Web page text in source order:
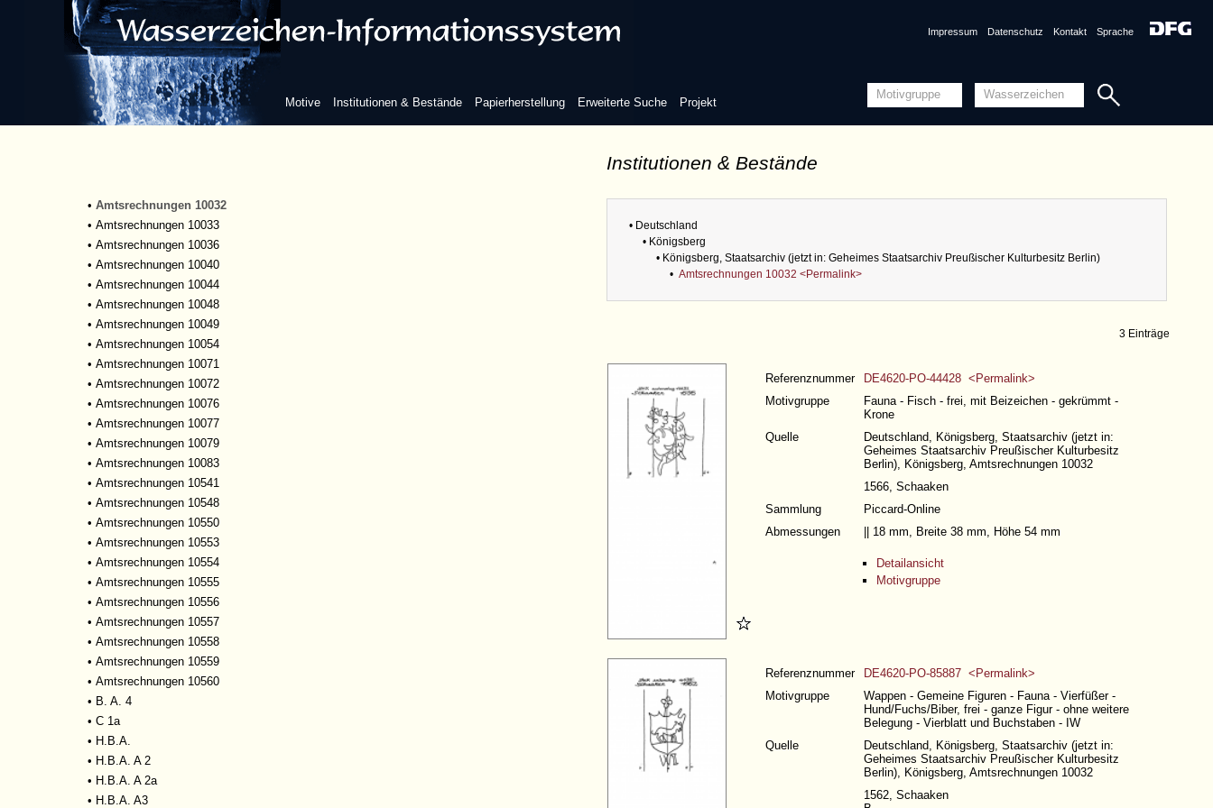
Motive Institutionen & Bestände Papierherstellung Erweiterte Suche Projekt
Impressum Datenschutz Kontakt Sprache
Institutionen & Bestände
•Amtsrechnungen 10007
•Amtsrechnungen 10008
•Amtsrechnungen 10009
•Amtsrechnungen 10010
•Amtsrechnungen 10011
•Amtsrechnungen 10013
•Amtsrechnungen 10018
• Amtsrechnungen 10032
• Amtsrechnungen 10033
• Amtsrechnungen 10036
• Amtsrechnungen 10040
• Amtsrechnungen 10044
• Amtsrechnungen 10048
• Amtsrechnungen 10049
• Amtsrechnungen 10054
• Amtsrechnungen 10071
• Amtsrechnungen 10072
• Amtsrechnungen 10076
• Amtsrechnungen 10077
• Amtsrechnungen 10079
• Amtsrechnungen 10083
• Amtsrechnungen 10541
• Amtsrechnungen 10548
• Amtsrechnungen 10550
• Amtsrechnungen 10553
• Amtsrechnungen 10554
• Amtsrechnungen 10555
• Amtsrechnungen 10556
• Amtsrechnungen 10557
• Amtsrechnungen 10558
• Amtsrechnungen 10559
• Amtsrechnungen 10560
• B. A. 4
• C 1a
• H.B.A.
• H.B.A. A 2
• H.B.A. A 2a
• H.B.A. A3
• Deutschland
• Königsberg
• Königsberg, Staatsarchiv (jetzt in: Geheimes Staatsarchiv Preußischer Kulturbesitz Berlin)
•Amtsrechnungen 10032 <Permalink>
3 Einträge
Referenznummer
DE4620-PO-44428 <Permalink>
Motivgruppe
Fauna - Fisch - frei, mit Beizeichen - gekrümmt -
Krone
Quelle
Deutschland, Königsberg, Staatsarchiv (jetzt in:
Geheimes Staatsarchiv Preußischer Kulturbesitz
Berlin), Königsberg, Amtsrechnungen 10032
1566, Schaaken
Sammlung
Piccard-Online
Abmessungen
|| 18 mm, Breite 38 mm, Höhe 54 mm
Detailansicht
Motivgruppe
Referenznummer
DE4620-PO-85887 <Permalink>
Motivgruppe
Wappen - Gemeine Figuren - Fauna - Vierfüßer -
Hund/Fuchs/Biber, frei - ganze Figur - ohne weitere
Belegung - Vierblatt und Buchstaben - IW
Quelle
Deutschland, Königsberg, Staatsarchiv (jetzt in:
Geheimes Staatsarchiv Preußischer Kulturbesitz
Berlin), Königsberg, Amtsrechnungen 10032
1562, Schaaken